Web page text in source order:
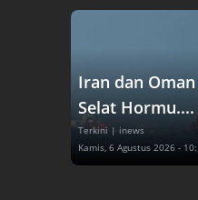
Iran dan
Selat Hormu....
Terkini | inews
Kamis, 6 Agustus 2026 -